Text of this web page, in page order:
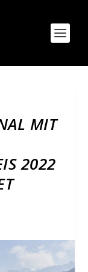
MIT
2022